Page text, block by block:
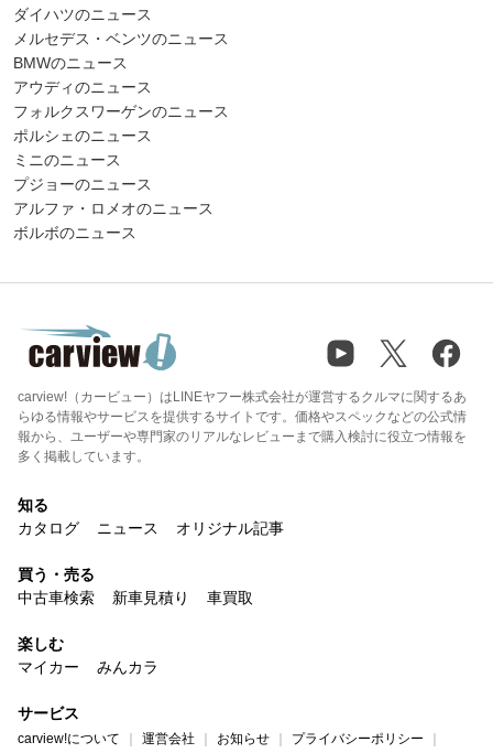
ダイハツのニュース
メルセデス・ベンツのニュース
BMWのニュース
アウディのニュース
フォルクスワーゲンのニュース
ポルシェのニュース
ミニのニュース
プジョーのニュース
アルファ・ロメオのニュース
ボルボのニュース
carview!（カービュー）はLINEヤフー株式会社が運営するクルマに関するあ
らゆる情報やサービスを提供するサイトです。価格やスペックなどの公式情
報から、ユーザーや専門家のリアルなレビューまで購入検討に役立つ情報を
多く掲載しています。
知る
カタログ
ニュース オリジナル記事
買う・売る
中古車検索
新車見積り 車買取
楽しむ
マイカー
みんカラ
サービス
carview!について 運営会社 お知らせ プライバシーポリシー